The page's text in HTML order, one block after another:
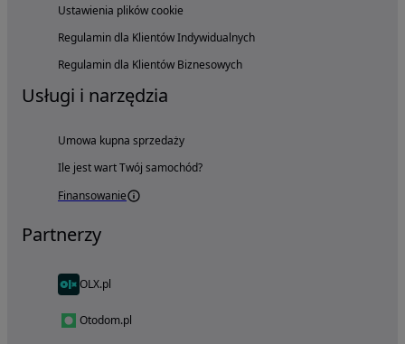
Ustawienia plików cookie
Regulamin dla Klientów Indywidualnych
Regulamin dla Klientów Biznesowych
Usługi i narzędzia
Umowa kupna sprzedaży
Ile jest wart Twój samochód?
Finansowanie
Partnerzy
OLX.pl
Otodom.pl